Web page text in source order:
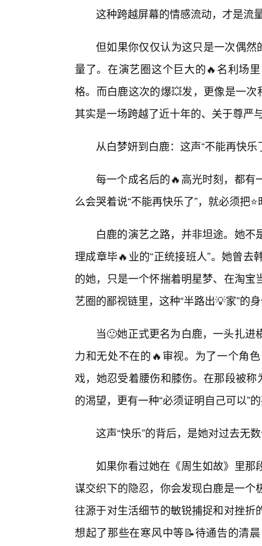
这种跨越屏幕的情感流动，才是流
但如果你仅仅认为这只是一次偶然
量了。在演艺圈这个巨大的🔥名利场
格。而白鹿这次的爆💥发，更像是一
其实是一场跨越了近十年的、关于尊严
从白梦妍到白鹿：这声“不能再快
每一个成名后的🔥高光时刻，都有
么会哭着说“不能再快乐了”，就必须把
白鹿的演艺之路，并非坦途。她
理成章毕🔥业的“正统接班人”。她曾
的她，只是一个怀揣着明星梦、在淘
艺圈的鄙视链里，这种“半路出💡家”的
当🙂她正式更名为白鹿，一头扎
力和无处不在的🔥审视。为了一个角
戏，她忍受着腰伤和膝伤。在那段被
的渴望，更有一种“必须证明自己可以”
这声“快乐”的背后，是她对过去无
如果你看过她在《周生如故》里那
谋交织下的隐忍，你会发现白鹿是一
往源于对生活细节的敏锐捕捉和对挫
想起了那些在寒风中等📝待通告的清